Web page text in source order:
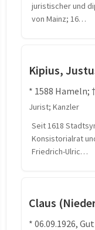
juristischer und
von Mainz; 16…
Kipius,
* 1588 Hameln;
Jurist; Kanzler
Seit 1618
Konsistorialrat
Friedrich-Ulric…
Claus
* 06.09.1926,